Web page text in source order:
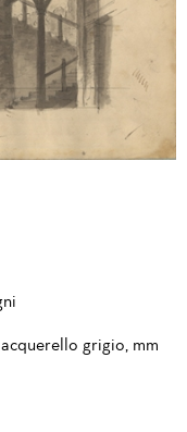
grigio, mm